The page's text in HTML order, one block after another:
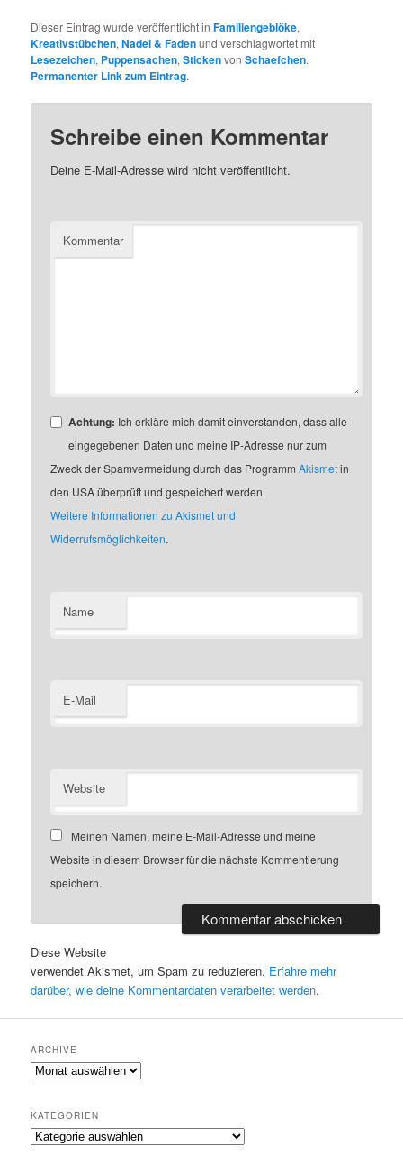
Dieser Eintrag wurde veröffentlicht inFamiliengeblöke,
Kreativstübchen,Nadel & Fadenund verschlagwortet mit
Lesezeichen, Puppensachen,StickenvonSchaefchen.
Permanenter Link zum Eintrag.
Schreibe einen Kommentar
Deine E-Mail-Adresse wird nicht veröffentlicht.
Kommentar
Achtung: Ich erkläre mich damit einverstanden, dass alle
eingegebenen Daten und meine IP-Adresse nur zum
Zweck der Spamvermeidung durch das ProgrammAkismetin
den USA überprüft und gespeichert werden.
Weitere Informationen zu Akismet und
Widerrufsmöglichkeiten.
Name
E-Mail
Website
Meinen Namen, meine E-Mail-Adresse und meine
Website in diesem Browser für die nächste Kommentierung
speichern.
Diese Website
verwendet Akismet, um Spam zu reduzieren. Erfahre mehr
darüber, wie deine Kommentardaten verarbeitet werden.
ARCHIVE
A
h
KATEGORIEN
K